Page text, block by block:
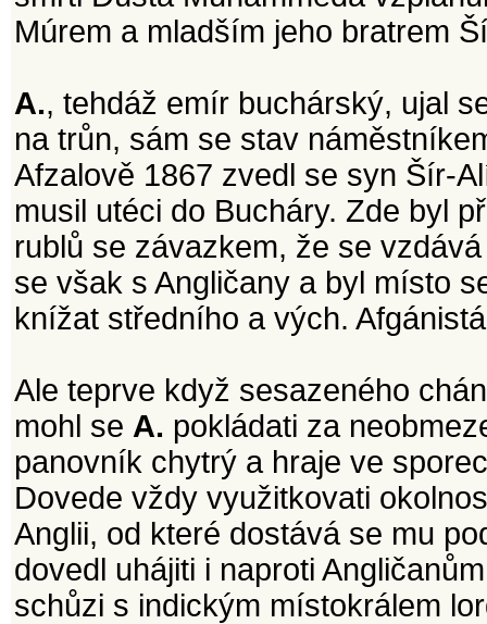
Múrem a mladším jeho bratrem
A., tehdáž emír buchárský, ujal
na trůn, sám se stav
Afzalově 1867 zvedl se syn Šír-
musil utéci do Bucháry. Zde byl
rublů se závazkem, že se
se však s Angličany a byl místo
knížat středního a vých.
Ale teprve když sesazeného
mohl se A. pokládati za
panovník chytrý a hraje ve
Dovede vždy využitkovati
Anglii, od které dostává se mu
dovedl uhájiti i naproti
schůzi s indickým místokrálem